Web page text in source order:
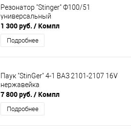
Резонатор "Stinger" Ф100/51
универсальный
1 300 руб. / Компл
Подробнее
Паук "StinGer" 4-1 ВАЗ 2101-2107 16V
нержавейка
7 800 руб. / Компл
Подробнее